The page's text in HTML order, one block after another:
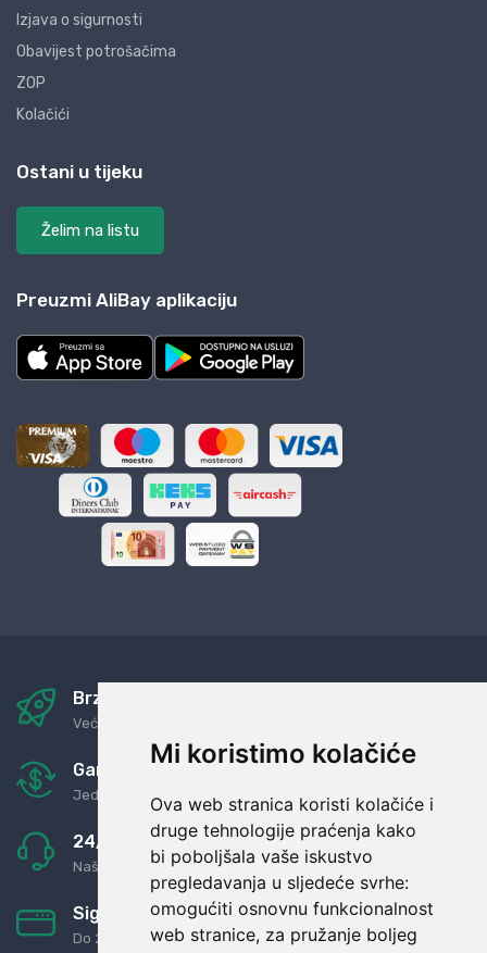
Mi koristimo kolačiće
Ova web stranica koristi kolačiće i
druge tehnologije praćenja kako
bi poboljšala vaše iskustvo
pregledavanja u sljedeće svrhe:
omogućiti osnovnu funkcionalnost
web stranice, za pružanje boljeg
Izjava o sigurnosti
Obavijest potrošačima
ZOP
Kolačići
Ostani u tijeku
Želim na listu
Preuzmi AliBay aplikaciju
Brza i sigurna dostava
Već za nekoliko dana kod vas
Garancija u povrat novaca
Jednostavno pravilo: Roba za novac
24/7 odlična podrška
Naši agenti uvijek na raspolaganju
Sigurno obročno plaćanje
Do 24 rata bez kamata